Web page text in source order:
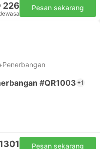
226 Pesan sekarang
#QR1003 +1
Pesan sekarang